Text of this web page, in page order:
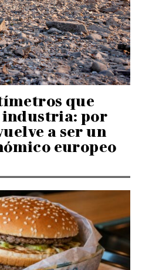
que
industria: por
a ser un
europeo